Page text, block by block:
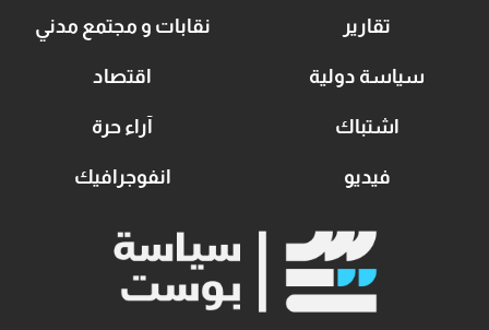
تقارير نقابات و مجتمع مدني
سياسة دولية اقتصاد
اشتباك آراء حرة
فيديو انفوجرافيك